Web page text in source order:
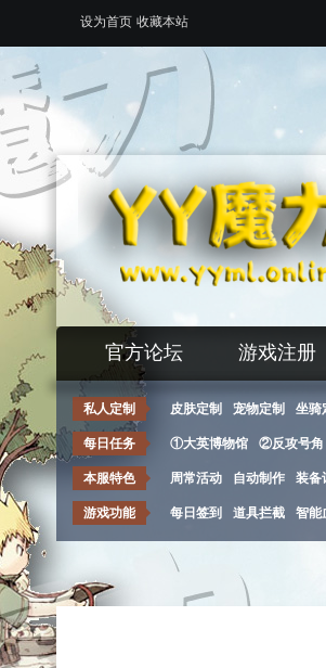
设为首页 收藏本站
官方论坛 游戏注册
私人定制 皮肤定制 宠物定制 坐骑
每日任务 ①大英博物馆 ②反攻号角
本服特色 周常活动 自动制作 装备
游戏功能 每日签到 道具拦截 智能